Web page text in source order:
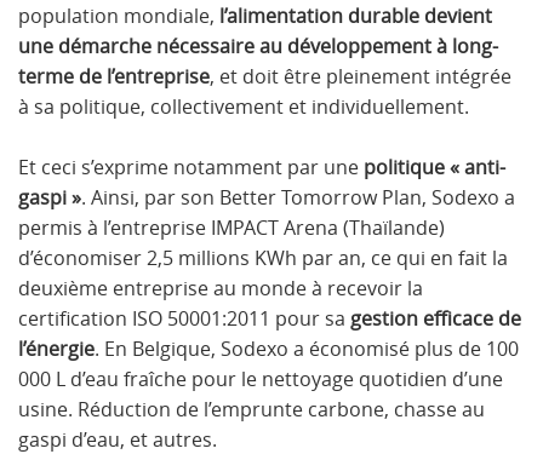
population mondiale, l’alimentation durable devient
une démarche nécessaire au développement à long-
terme de l’entreprise, et doit être pleinement intégrée
à sa politique, collectivement et individuellement.
Et ceci s’exprime notamment par une politique « anti-
gaspi ». Ainsi, par son Better Tomorrow Plan, Sodexo a
permis à l’entreprise IMPACT Arena (Thaïlande)
d’économiser 2,5 millions KWh par an, ce qui en fait la
deuxième entreprise au monde à recevoir la
certification ISO 50001:2011 pour sa gestion efficace de
l’énergie. En Belgique, Sodexo a économisé plus de 100
000 L d’eau fraîche pour le nettoyage quotidien d’une
usine. Réduction de l’emprunte carbone, chasse au
gaspi d’eau, et autres.